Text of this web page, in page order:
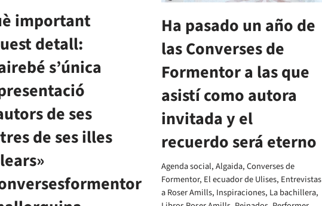
important
detall:
s’única
de ses
de ses illes
Ha pasado un año de
las Converses de
Formentor a las que
asistí como autora
invitada y el
recuerdo será eterno
Agenda social,Algaida,Converses de
Formentor, El ecuador de Ulises, Entrevistas
a Roser Amills, Inspiraciones, La bachillera,